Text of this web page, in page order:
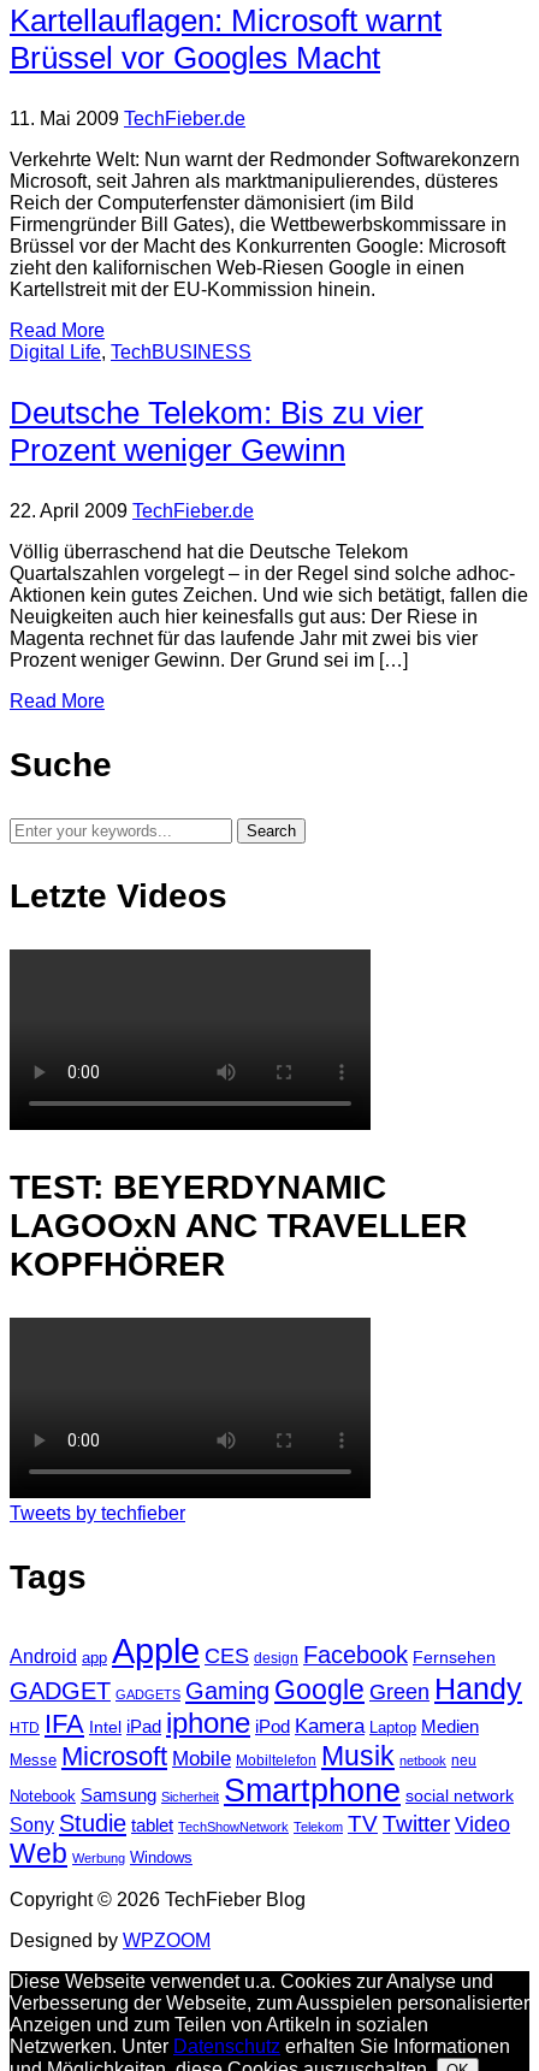
Kartellauflagen: Microsoft warnt
Brüssel vor Googles Macht
11. Mai 2009 TechFieber.de
Verkehrte Welt: Nun warnt der Redmonder Softwarekonzern
Microsoft, seit Jahren als marktmanipulierendes, düsteres
Reich der Computerfenster dämonisiert (im Bild
Firmengründer Bill Gates), die Wettbewerbskommissare in
Brüssel vor der Macht des Konkurrenten Google: Microsoft
zieht den kalifornischen Web-Riesen Google in einen
Kartellstreit mit der EU-Kommission hinein.
Read More
Digital Life, TechBUSINESS
Deutsche Telekom: Bis zu vier
Prozent weniger Gewinn
22. April 2009 TechFieber.de
Völlig überraschend hat die Deutsche Telekom
Quartalszahlen vorgelegt – in der Regel sind solche adhoc-
Aktionen kein gutes Zeichen. Und wie sich betätigt, fallen die
Neuigkeiten auch hier keinesfalls gut aus: Der Riese in
Magenta rechnet für das laufende Jahr mit zwei bis vier
Prozent weniger Gewinn. Der Grund sei im […]
Read More
Suche
Letzte Videos
TEST: BEYERDYNAMIC
LAGOOxN ANC TRAVELLER
KOPFHÖRER
Tweets by techfieber
Tags
Android app Apple CES design Facebook Fernsehen
GADGET GADGETS Gaming Google Green Handy
HTD IFA Intel iPad iphone iPod Kamera Laptop Medien
Messe Microsoft Mobile Mobiltelefon Musik netbook neu
Notebook Samsung Sicherheit Smartphone social network
Sony Studie tablet TechShowNetwork Telekom TVTwitter Video
Web Werbung Windows
Copyright © 2026 TechFieber Blog
Designed by WPZOOM
Diese Webseite verwendet u.a. Cookies zur Analyse und
Verbesserung der Webseite, zum Ausspielen personalisierter
Anzeigen und zum Teilen von Artikeln in sozialen
Netzwerken. Unter Datenschutz erhalten Sie Informationen